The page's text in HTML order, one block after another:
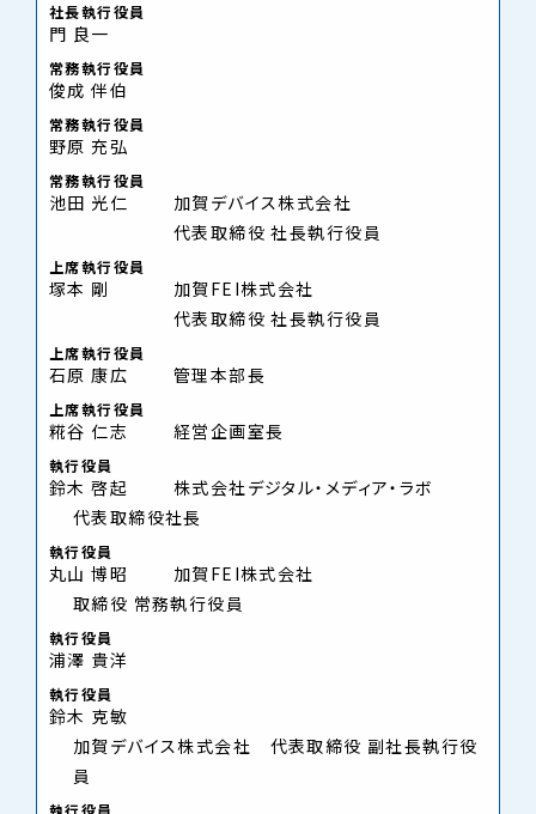
社長執行役員
門 良一
常務執行役員
俊成 伴伯
常務執行役員
野原 充弘
常務執行役員
池田 光仁
加賀デバイス株式会社
代表取締役 社長執行役員
上席執行役員
塚本 剛
加賀FEI株式会社
代表取締役 社長執行役員
上席執行役員
石原 康広 管理本部長
上席執行役員
糀谷 仁志 経営企画室長
執行役員
鈴木 啓起
株式会社デジタル・メディア・ラボ
代表取締役社長
執行役員
丸山 博昭
加賀FEI株式会社
取締役 常務執行役員
執行役員
浦澤 貴洋
執行役員
鈴木 克敏
加賀デバイス株式会社 代表取締役 副社長執行役
員